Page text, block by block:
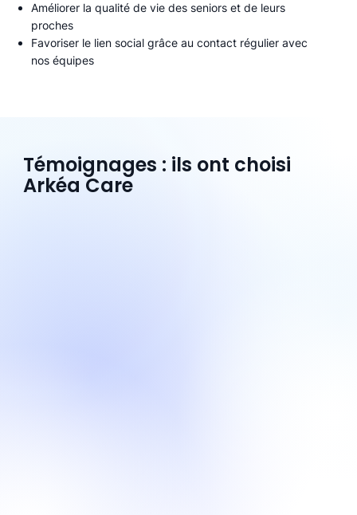
Améliorer la qualité de vie des seniors et de leurs
proches
Favoriser le lien social grâce au contact régulier avec
nos équipes
Témoignages : ils ont choisi
Arkéa Care